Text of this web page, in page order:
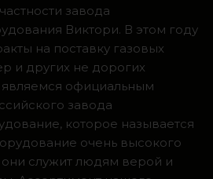
завода
Виктори. В этом году
на поставку газовых
и других не дорогих
официальным
завода
которое называется
очень высокого
они служит людям верой и